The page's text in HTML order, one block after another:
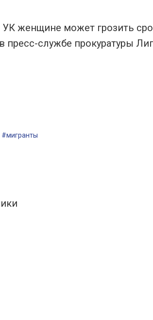
женщине может грозить
службе прокуратуры
#мигранты